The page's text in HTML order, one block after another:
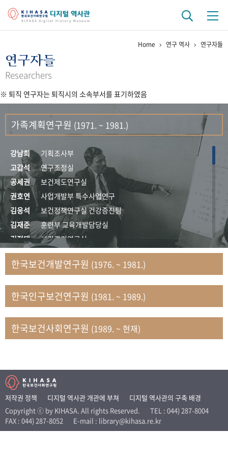
걸어온 길 기관 변천사
연구 역사
정책과 연구 키워드로 보는 연구 역사
연구자들
간행물 변천사
기록물 아카이브
사진 아카이브 문서 기록물 행정박물 영상 기록물
50+1주년 기념
성과 50선 숫자로 보는 50년
세계와 함께 한 KIHASA
VR 역사관
Home 연구 역사 연구자들
연구자들
Researchers
※ 퇴직 연구자는 퇴직시의 소속부서를 표기하였음
가족계획연구원 (1971. ~ 1981.)
강남희
기획조사부
고갑석
연구조정실
공세권
보건제도연구실
권호연
사업개발부 특수사업연구
김응석
보건정책연구실 건강증진팀
김재준
훈련부 교육개발담당실
김정태
보건관리연구실
김지자
연구부 사회개발담당실
김태룡
조사평가부 연구과
문현상
가족복지연구실 인구가족연구팀
박인화
보건정책연구실
박재빈
연구부 인구역학담당실
변종화
보건정책연구실 건강증진팀
송건용
보건정책연구실
송태민
정보통계연구실 빅데이터연구센터
신희설
사업개발부 국제협력연구실
이규식
의료보험연구실
이문기
훈련부
한국보건개발연구원 (1976. ~ 1981.)
한국인구보건연구원 (1981. ~ 1989.)
한국보건사회연구원 (1989. ~ 현재)
저작권 정책 디지털 역사관 개관에 부쳐
디지털 역사관의 구축 배경
Copyright ⓒ by KIHASA. All rights Reserved.
TEL : 044) 287-8004
FAX : 044) 287-8052
E-mail : library@kihasa.re.kr